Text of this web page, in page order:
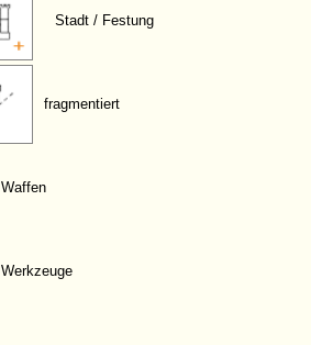
Stadt / Festung
fragmentiert
Waffen
Werkzeuge